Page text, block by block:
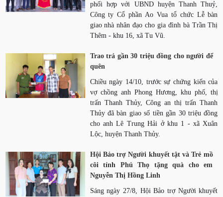
phối hợp với UBND huyện Thanh Thuỷ,
Công ty Cổ phần Ao Vua tổ chức Lễ bàn
giao nhà nhân đạo cho gia đình bà Trần Thị
Thêm - khu 16, xã Tu Vũ.
Trao trả gần 30 triệu đồng cho người để
quên
Chiều ngày 14/10, trước sự chứng kiến của
vợ chồng anh Phong Hương, khu phố, thị
trấn Thanh Thủy, Công an thị trấn Thanh
Thủy đã bàn giao số tiền gần 30 triệu đồng
cho anh Lê Trung Hải ở khu 1 - xã Xuân
Lộc, huyện Thanh Thủy.
Hội Bảo trợ Người khuyết tật và Trẻ mồ
côi tỉnh Phú Thọ tặng quà cho em
Nguyễn Thị Hồng Linh
Sáng ngày 27/8, Hội Bảo trợ Người khuyết